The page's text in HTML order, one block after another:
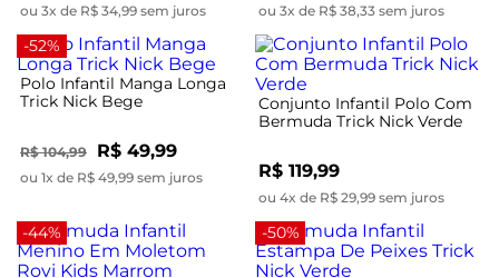
ou 3x de R$ 34,99 sem juros ou 3x de R$ 38,33 sem juros
-52%
Polo Infantil Manga Longa
Trick Nick Bege
R$ 104,99 R$ 49,99
ou 1x de R$ 49,99 sem juros
Conjunto Infantil Polo Com
Bermuda Trick Nick Verde
R$ 119,99
ou 4x de R$ 29,99 sem juros
-44% -50%